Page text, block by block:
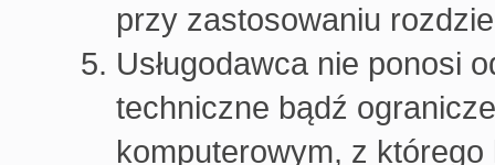
przy zastosowaniu
Usługodawca nie ponosi
techniczne bądź
komputerowym, z